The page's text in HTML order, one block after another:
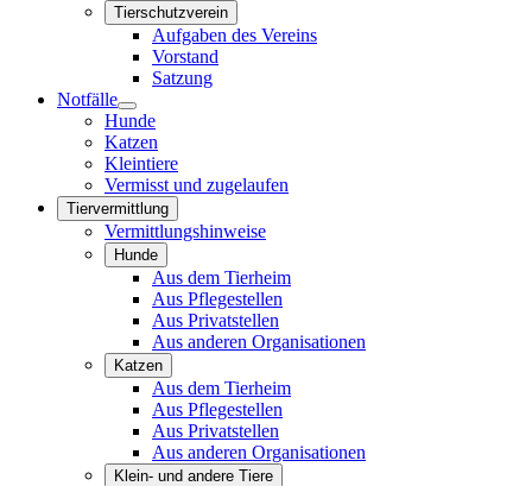
Tierschutzverein
Aufgaben des Vereins
Vorstand
Satzung
Notfälle
Hunde
Katzen
Kleintiere
Vermisst und zugelaufen
Tiervermittlung
Vermittlungshinweise
Hunde
Aus dem Tierheim
Aus Pflegestellen
Aus Privatstellen
Aus anderen Organisationen
Katzen
Aus dem Tierheim
Aus Pflegestellen
Aus Privatstellen
Aus anderen Organisationen
Klein- und andere Tiere